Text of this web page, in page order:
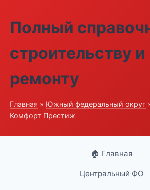
Полный
строительству и
ремонту
Главная » Южный федеральный округ
Комфорт Престиж
🏠 Главная
Центральный ФО